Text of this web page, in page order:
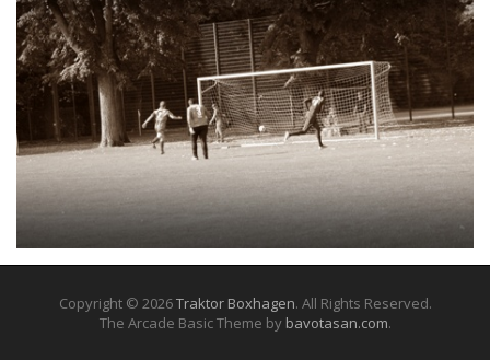
Copyright © 2026Traktor Boxhagen. All Rights Reserved.
The Arcade Basic Theme by bavotasan.com.